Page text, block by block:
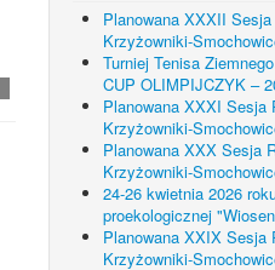
Planowana XXXII
Krzyżowniki-
Turniej Tenisa
CUP OLIMPIJCZYK –
Planowana XXXI Sesja
Krzyżowniki-
Planowana XXX Sesja
Krzyżowniki-
24-26 kwietnia 2026
proekologicznej
Planowana XXIX Sesja
Krzyżowniki-